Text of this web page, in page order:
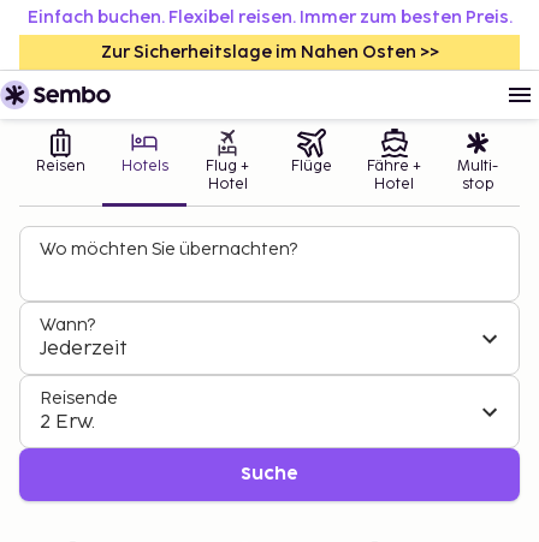
Einfach buchen. Flexibel reisen. Immer zum besten Preis.
Zur Sicherheitslage im Nahen Osten >>
Reisen Hotels
Flug +
Hotel
Flüge
Fähre +
Hotel
Multi-
stop
Wo möchten Sie übernachten?
Wann?
Jederzeit
Reisende
2 Erw.
Suche